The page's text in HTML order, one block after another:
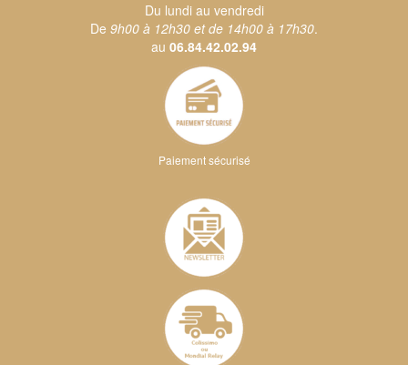
Du lundi au vendredi
De 9h00 à 12h30 et de 14h00 à 17h30.
au 06.84.42.02.94
Paiement sécurisé